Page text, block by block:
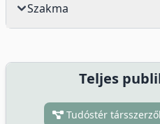
Szakma
Teljes
Tudóstér